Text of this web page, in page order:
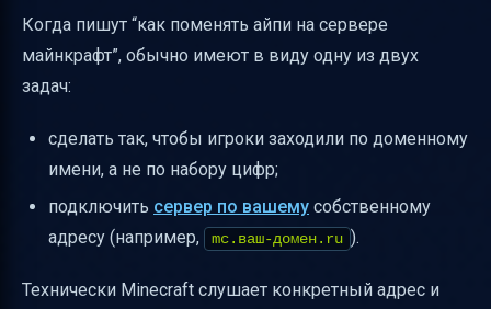
Итог: как “поменять IP” для Minecraft
правильно
Когда пишут “как поменять айпи на сервере
майнкрафт”, обычно имеют в виду одну из двух
задач:
сделать так, чтобы игроки заходили по доменному
имени, а не по набору цифр;
подключить сервер по вашему собственному
адресу (например,
mc.ваш-домен.ru ).
Технически Minecraft слушает конкретный адрес и